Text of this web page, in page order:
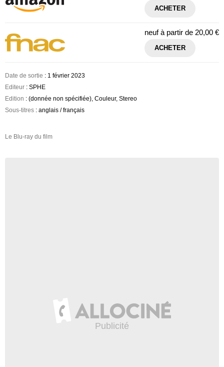
ACHETER
neuf à partir de 20,00 €
ACHETER
Date de sortie : 1 février 2023
Editeur : SPHE
Edition : (donnée non spécifiée), Couleur, Stereo
Sous-titres : anglais / français
Le Blu-ray du film